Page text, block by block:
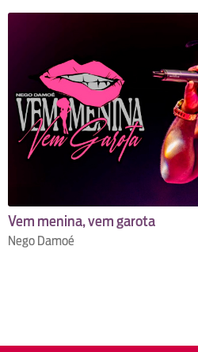
Vem menina, vem garota
Nego Damoé